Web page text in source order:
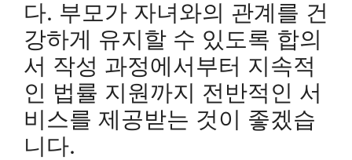
다. 부모가 자녀와의 관계를 건
강하게 유지할 수 있도록 합의
서 작성 과정에서부터 지속적
인 법률 지원까지 전반적인 서
비스를 제공받는 것이 좋겠습
니다.